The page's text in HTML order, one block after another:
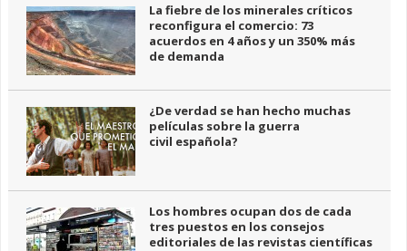
La fiebre de los minerales críticos
reconfigura el comercio: 73
acuerdos en 4 años y un 350% más
de demanda
¿De verdad se han hecho muchas
películas sobre la guerra
civil española?
Los hombres ocupan dos de cada
tres puestos en los consejos
editoriales de las revistas científicas